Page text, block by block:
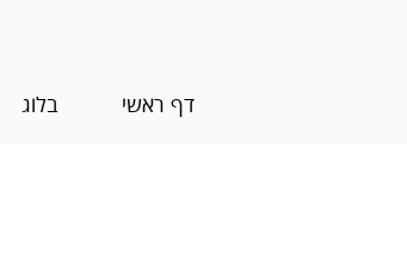
דף ראשי בלוג